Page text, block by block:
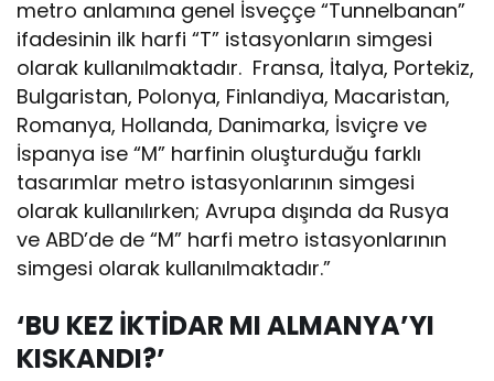
metro anlamına genel İsveççe “Tunnelbanan”
ifadesinin ilk harfi “T” istasyonların simgesi
olarak kullanılmaktadır. Fransa, İtalya, Portekiz,
Bulgaristan, Polonya, Finlandiya, Macaristan,
Romanya, Hollanda, Danimarka, İsviçre ve
İspanya ise “M” harfinin oluşturduğu farklı
tasarımlar metro istasyonlarının simgesi
olarak kullanılırken; Avrupa dışında da Rusya
ve ABD’de de “M” harfi metro istasyonlarının
simgesi olarak kullanılmaktadır.”
‘BU KEZ İKTİDAR MI ALMANYA’YI
KISKANDI?’